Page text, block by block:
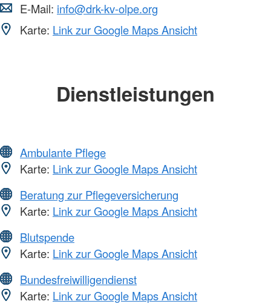
E-Mail: info@drk-kv-olpe.org
Karte: Link zur Google Maps Ansicht
Dienstleistungen
Ambulante Pflege
Karte: Link zur Google Maps Ansicht
Beratung zur Pflegeversicherung
Karte: Link zur Google Maps Ansicht
Blutspende
Karte: Link zur Google Maps Ansicht
Bundesfreiwilligendienst
Karte: Link zur Google Maps Ansicht